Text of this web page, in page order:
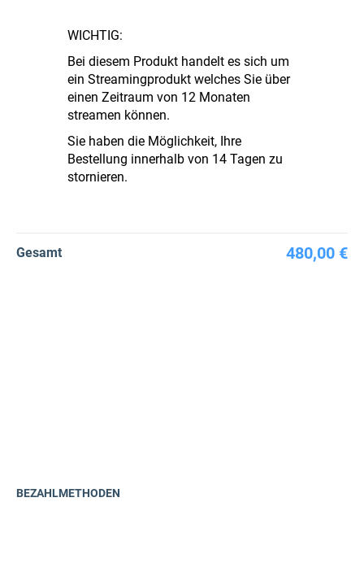
WICHTIG:
Bei diesem Produkt handelt es sich um
ein Streamingprodukt welches Sie über
einen Zeitraum von 12 Monaten
streamen können.
Sie haben die Möglichkeit, Ihre
Bestellung innerhalb von 14 Tagen zu
stornieren.
Gesamt 480,00 €
BEZAHLMETHODEN